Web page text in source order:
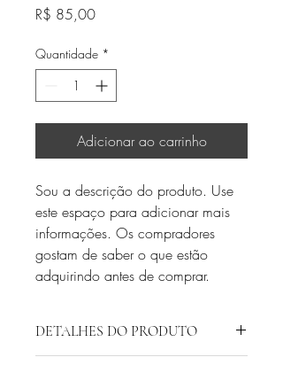
R$ 85,00Preço
Quantidade *
Adicionar ao carrinho
Sou a descrição do produto. Use
este espaço para adicionar mais
informações. Os compradores
gostam de saber o que estão
adquirindo antes de comprar.
DETALHES DO PRODUTO